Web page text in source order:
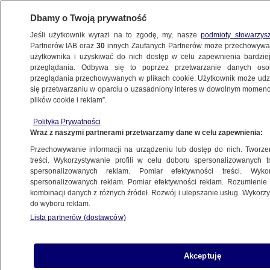
BIZNES
NAJNOWSZE
Na liście nie ma jednak Polski
8.07.2020, 21:36
Udostępnij
Dbamy o Twoją prywatność
Jeśli użytkownik wyrazi na to zgodę, my, naszepodmioty
Partnerów IAB oraz30 innych Zaufanych Partnerów może
użytkownika i uzyskiwać do nich dostęp w celu zapewnienia
przeglądania. Odbywa się to poprzez przetwarzanie danych
przeglądania przechowywanych w plikach cookie. Użytkownik może
się przetwarzaniu w oparciu o uzasadniony interes w dowolnym
plików cookie i reklam”.
Polityka Prywatności
Wraz z naszymi partnerami przetwarzamy dane w celu zapewnienia:
Przechowywanie informacji na urządzeniu lub dostęp do nich.
treści. Wykorzystywanie profili w celu doboru spersonalizowanych
spersonalizowanych reklam. Pomiar efektywności treści.
spersonalizowanych reklam. Pomiar efektywności reklam.
kombinacji danych z różnych źródeł. Rozwój i ulepszanie usług.
do wyboru reklam.
Lista partnerów (dostawców)
Akceptuję